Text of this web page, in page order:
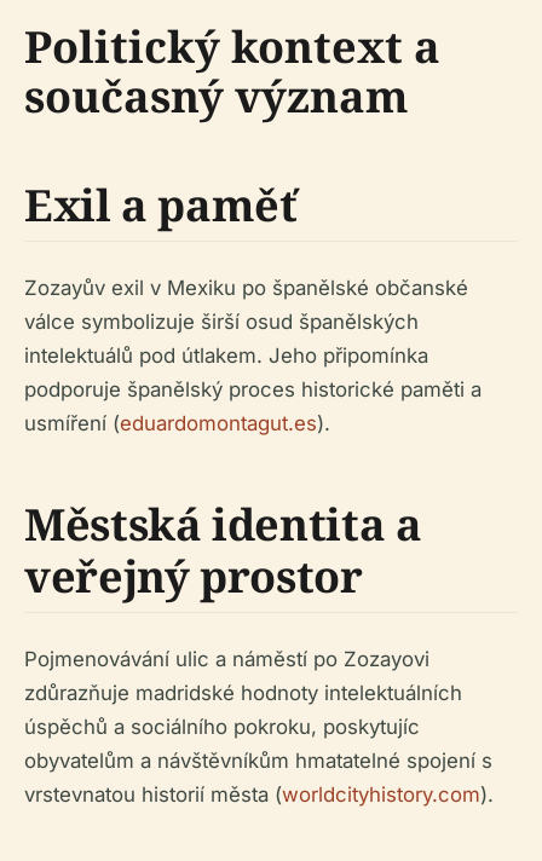
Politický kontext a
současný význam
Exil a paměť
Zozayův exil v Mexiku po španělské občanské
válce symbolizuje širší osud španělských
intelektuálů pod útlakem. Jeho připomínka
podporuje španělský proces historické paměti a
usmíření (eduardomontagut.es).
Městská identita a
veřejný prostor
Pojmenovávání ulic a náměstí po Zozayovi
zdůrazňuje madridské hodnoty intelektuálních
úspěchů a sociálního pokroku, poskytujíc
obyvatelům a návštěvníkům hmatatelné spojení s
vrstevnatou historií města (worldcityhistory.com).